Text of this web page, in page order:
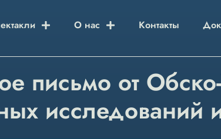
О нас Контакты
письмо от Обско-
исследований